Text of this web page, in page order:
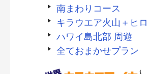
南まわりコース
キラウエア火山＋ヒロ
ハワイ島北部 周遊
全ておまかせプラン